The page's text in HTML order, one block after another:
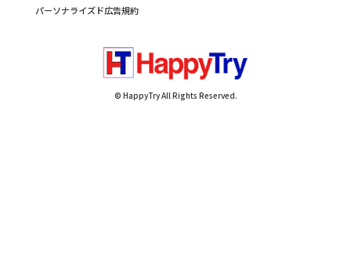
パーソナライズド広告規約
© HappyTry All Rights Reserved.